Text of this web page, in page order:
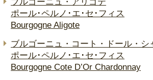
ポール･ペルノ･エ･セ･フィス
Bourgogne Aligote
ブルゴーニュ・コート・ドール・シ
ポール･ペルノ･エ･セ･フィス
Bourgogne Cote D’Or Chardonnay